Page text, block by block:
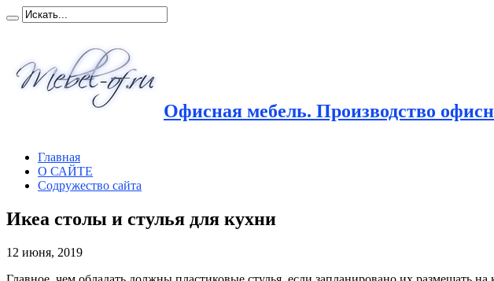
Офисная мебель. Производство
Главная
О САЙТЕ
Содружество сайта
Икеа столы и стулья для кухни
12 июня, 2019